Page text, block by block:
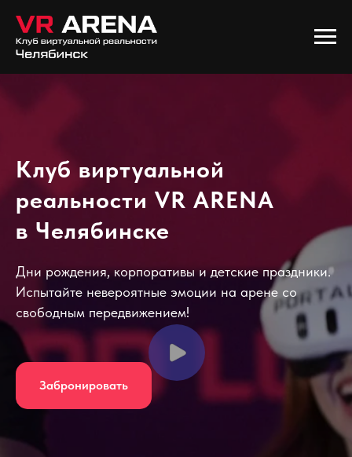
Клуб виртуальной
реальности VR ARENA
в Челябинске
Дни рождения, корпоративы и детские праздники.
Испытайте невероятные эмоции на арене со
свободным передвижением!
Забронировать